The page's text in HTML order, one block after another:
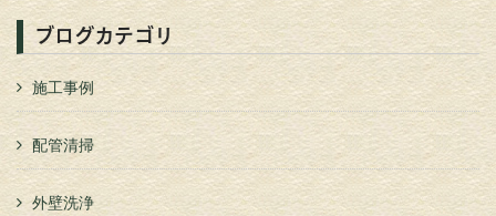
ブログカテゴリ
施工事例
配管清掃
外壁洗浄